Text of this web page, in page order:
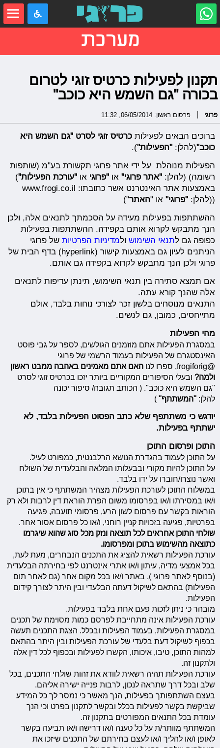
מערכת
תקנון לפעילות כרטיס זוגי לטרום
בכורה "גם השמש היא כוכב"
פרוגי פרסום ראשון: 06/05/2014, 11:32
ברוכים הבאים לפעילותכרטיס זוגי לסרט "גם השמש היא
כוכב"(להלן:"הפעילות").
הפעילות מנוהלת על ידי אתר פרוגי תקשורת בע"מ (שותפות
רשומה) (להלן:"אתר פרוגי" או "פרוגי או "עורכת הפעילות"
)
באמצעות אתר האינטרנט אשר כתובתו: www.frogi.co.il
((להלן:"פרוגי" או "האתר")
ההשתתפות בפעילות מעידה על הסכמתך לתנאים אלה, ולכן
הנך מתבקש לקרוא אותם בקפידה. ההשתתפות בפעילות
כפופה גם לתנאי השימוש ולמדיניות הפרטיות של פרוגי
הניתנים לעיון גם באמצעות קישור (hyperlink) בדף הבית של
פרוגי ולכן הנך מתבקש לקרוא בקפידה גם אותם.
אם תמצא סתירה בין תנאי השימוש, תינתן עדיפות לתנאים
אלה שהנך קורא עתה.
התנאים מנוסחים בלשון זכר לצורכי נוחות בלבד, אולם
מתייחסים, כמובן, גם לנשים.
מהי הפעילות
במסגרת הפעילות אתם מוזמנים הגולשים, לספר על גבי פוסט
האינסטגרם של הפעילות בעמוד הרשמי של פרוגי
@frogiforig, ספרו לנו
האם אתם מאמינים באהבה ממבט ראשון
ולמה? ובעלי הסיפורים המקוריים ביותר יזכו בכרטיס זוגי לסרט
"גם השמש היא כוכב". ( הכותב תגובה/ סיפור יכונה
להלן:"המשתתף" )
יודגש כי משתתפף שלא כתב הפסוט הפעילות בלבד, לא
ישתתף בפעילות.
התוכן ופרסום התוכן
על התוכן לעמוד בהגדרת הנושא הרלבנטית, כמפורט לעיל.
על התוכן להיות מקורי ובבעלותו המלאה והבלעדית של השולח
ואשר נוצרו/חוברו על ידו בלבד.
במשלוח התוכן לעורכת הפעילות מצהיר המשתתף כי אין בתוכן
ו/או במסירתו ו/או בפרסומו משום הפרת הוראת דין לרבות ולא רק
הוראות בקשר עם פרסום לשון הרע, פרסומי תועבה, פגיעה
בפרטיות, פגיעה בזכויות קניין רוחני, ו/או כל פרסום אסור אחר.
שולחי התוכן אחראים לכל תוצאה ונזק מכל סוג שהוא שיגרמו
כתוצאה מהשימוש בתוכן ומפרסומו.
עורכת הפעילות רשאית להציג את התכנים הנבחרים, מעת לעת,
בכל אמצעי מדיה, עיתון ו/או אתרי אינטרנט לפי בחירתה הבלעדית
(בנוסף לאתר פרוגי ), באתר ו/או בכל מקום אחר (גם לאחר תום
הפעילות) בהתאם לשיקול דעתה הבלעדי ובין היתר לצורך קידום
הפעילות.
מובהר כי ניתן לזכות פעם אחת בלבד בפעילות.
עורכת הפעילות אינה מתחייבת לפרסם כמות מסוימת של תכנים
במסגרת הפעילות, בעמוד הפעילות ובכלל. הצגת התכנים תעשה
בכפוף לשיקול דעת בלעדי של עורכת הפעילות ובין היתר בהתאם
למהות התוכן, טיבו, איכותו, הקשרו לפעילות ובכפוף לכל דין אלה
ולתקנון זה.
עורכת הפעילות תהיה רשאית לוודא את זהות שולחי התכנים, בכל
שלב ובכל דרך שתראה לנכון, לרבות פנייה ישירה אליהם.
בעצם השתתפותך בפעילות, הנך מאשר כי נמסר לך כל המידע
שביקשת בקשר לפעילות בכלל ובקשר לתקנון בפרט וכי הנך
עומדת בכל התנאים המפורטים בתקנון זה.
המשתתף מוותר/ת על כל טענה ו/או דרישה ו/או תביעה בקשר
לאופן ו/או להליך ו/או לעצם בחירתם של התכנים שיזכו את